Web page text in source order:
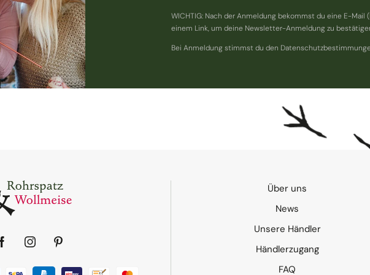
WICHTIG: Nach der Anmeldung bekommst du eine E-
einem Link, um deine Newsletter-Anmeldung zu
Bei Anmeldung stimmst du den
Facebook
InstagramPinterest
Über uns
News
Unsere Händler
Händlerzugang
FAQ